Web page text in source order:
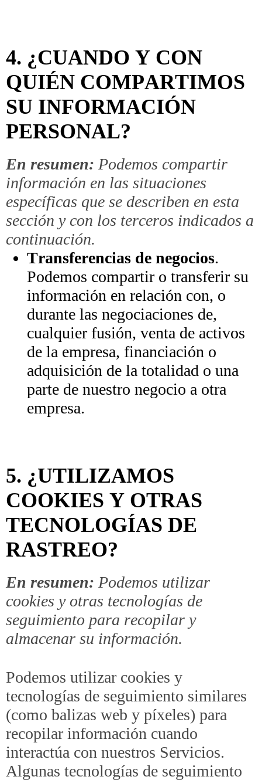
4. ¿CUANDO Y CON
QUIÉN COMPARTIMOS
SU INFORMACIÓN
PERSONAL?
En resumen: Podemos compartir
información en las situaciones
específicas que se describen en esta
sección y con los terceros indicados a
continuación.
Transferencias de negocios.
Podemos compartir o transferir su
información en relación con, o
durante las negociaciones de,
cualquier fusión, venta de activos
de la empresa, financiación o
adquisición de la totalidad o una
parte de nuestro negocio a otra
empresa.
5. ¿UTILIZAMOS
COOKIES Y OTRAS
TECNOLOGÍAS DE
RASTREO?
En resumen: Podemos utilizar
cookies y otras tecnologías de
seguimiento para recopilar y
almacenar su información.
Podemos utilizar cookies y
tecnologías de seguimiento similares
(como balizas web y píxeles) para
recopilar información cuando
interactúa con nuestros Servicios.
Algunas tecnologías de seguimiento